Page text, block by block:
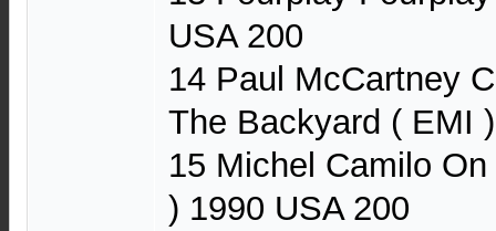
USA 200
14 Paul McCartney
The Backyard ( EMI
15 Michel Camilo
) 1990 USA 200